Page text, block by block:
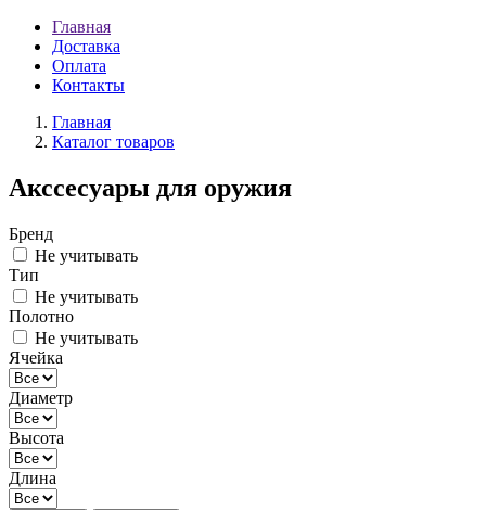
Главная
Доставка
Оплата
Контакты
Главная
Каталог товаров
Акссесуары для оружия
Бренд
Не учитывать
Тип
Не учитывать
Полотно
Не учитывать
Ячейка
Диаметр
Высота
Длина